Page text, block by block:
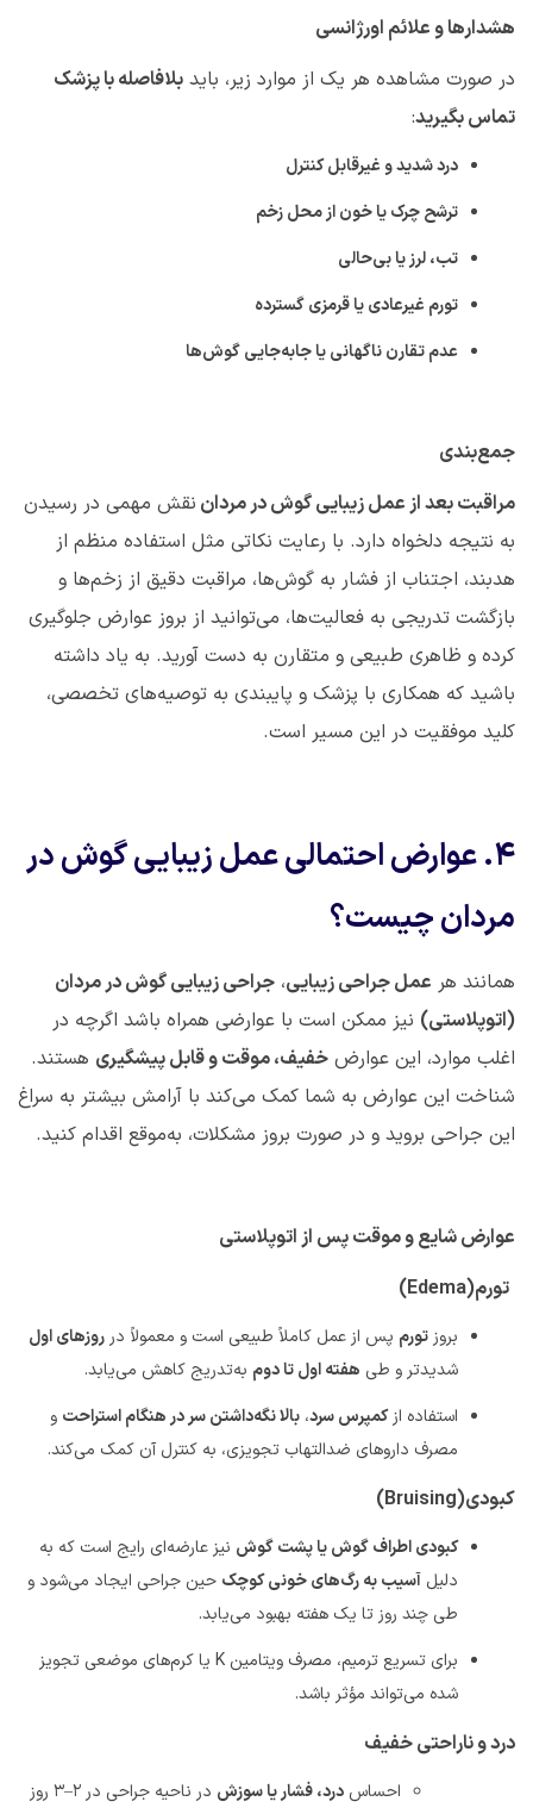
هشدارها و علائم اورژانسی
در صورت مشاهده هر یک از موارد زیر، باید بلافاصله با پزشک
تماس بگیرید:
درد شدید و غیرقابل کنترل
ترشح چرک یا خون از محل زخم
تب، لرز یا بی‌حالی
تورم غیرعادی یا قرمزی گسترده
عدم تقارن ناگهانی یا جابه‌جایی گوش‌ها
جمع‌بندی
مراقبت بعد از عمل زیبایی گوش در مردان نقش مهمی در رسیدن
به نتیجه دلخواه دارد. با رعایت نکاتی مثل استفاده منظم از
هدبند، اجتناب از فشار به گوش‌ها، مراقبت دقیق از زخم‌ها و
بازگشت تدریجی به فعالیت‌ها، می‌توانید از بروز عوارض جلوگیری
کرده و ظاهری طبیعی و متقارن به دست آورید. به یاد داشته
باشید که همکاری با پزشک و پایبندی به توصیه‌های تخصصی،
کلید موفقیت در این مسیر است.
۴.عوارض احتمالی عمل زیبایی گوش در
مردان چیست؟
همانند هر عمل جراحی زیبایی، جراحی زیبایی گوش در مردان
(اتوپلاستی) نیز ممکن است با عوارضی همراه باشد اگرچه در
اغلب موارد، این عوارض خفیف، موقت و قابل پیشگیری هستند.
شناخت این عوارض به شما کمک می‌کند با آرامش بیشتر به سراغ
این جراحی بروید و در صورت بروز مشکلات، به‌موقع اقدام کنید.
عوارض شایع و موقت پس از اتوپلاستی
تورم(Edema)
بروز تورم پس از عمل کاملاً طبیعی است و معمولاً در روزهای اول
شدیدتر و طی هفته اول تا دوم به‌تدریج کاهش می‌یابد.
استفاده ازکمپرس سرد، بالا نگه‌داشتن سر در هنگام استراحت و
مصرف داروهای ضدالتهاب تجویزی، به کنترل آن کمک می‌کند.
کبودی(Bruising)
کبودی اطراف گوش یا پشت گوش نیز عارضه‌ای رایج است که به
دلیل آسیب به رگ‌های خونی کوچک حین جراحی ایجاد می‌شود و
طی چند روز تا یک هفته بهبود می‌یابد.
برای تسریع ترمیم، مصرف ویتامین K یا کرم‌های موضعی تجویز
شده می‌تواند مؤثر باشد.
درد و ناراحتی خفیف
احساس درد، فشار یا سوزش در ناحیه جراحی در ۲–۳ روز